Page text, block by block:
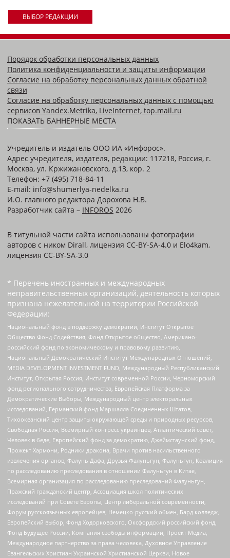
ВЫБОР РЕДАКЦИИ
Порядок обработки персональных данных
Политика конфиденциальности и защиты информации
Согласие на обработку персональных данных обратной
связи
Согласие на обработку персональных данных с помощью
сервисов Yandex.Metrika, LiveInternet, top.mail.ru
ПОКАЗАТЬ БАННЕРНЫЕ МЕСТА
Учредитель и издатель ООО ИА «Инфорос».
Адрес учредителя, издателя, редакции: 117218, Россия, г.
Москва, ул. Кржижановского, д.13, кор. 2
Телефон: +7 (495) 718-84-11
E-mail: info@shumerlya-nedelka.ru
И.О. главного редактора Дорохова Н.В.
Разработчик сайта – INFOROS 2026
В титульной части сайта использованы фотографии
авторов с ником Dirall, лицензия CC-BY-SA-4.0 и Elo4kam,
лицензия CC-BY-SA-3.0
* Перечень иностранных и международных
неправительственных организаций, деятельность которых
признана нежелательной на территории Российской
Федерации:
Национальный фонд в поддержку демократии, Институт Открытое
Общество Фонд Содействия, Фонд Открытое общество, Американо-
российский фонд по экономическому и правовому развитию,
Национальный Демократический Институт Международных Отношений,
MEDIA DEVELOPMENT INVESTMENT FUND, Международный Республиканский
Институт, Открытая Россия, Институт современной России, Черноморский
фонд регионального сотрудничества, Европейская Платформа за
Демократические Выборы, Международный центр электоральных
исследований, Германский фонд Маршалла Соединенных Штатов,
Тихоокеанский центр защиты окружающей среды и природных ресурсов,
Свободная Россия, Всемирный конгресс украинцев, Атлантический совет,
Человек в беде, Европейский фонд за демократию, Джеймстаунский фонд,
Прожект Хармони, Родники дракона, Врачи против насильственного
извлечения органов, Фалунь Дафа, Друзья Фалуньгун, Фалуньгун, Коалиция
по расследованию преследования в отношении Фалуньгун в Китае,
Всемирная организация по расследованию преследований Фалуньгун,
Пражский гражданский центр, Ассоциация школ политических
исследований при Совете Европы, Центр либеральной современности,
Форум русскоязычных европейцев, Немецко-русский обмен, Бард колледж,
Европейский выбор, Фонд Ходорковского, Оксфордский российский фонд,
Фонд Будущее России, Компания свободы информации, Проект Медиа,
Международное партнерство за права человека, Духовное Управление
Евангельских Христиан Украинской Христианской Церкви, Новое